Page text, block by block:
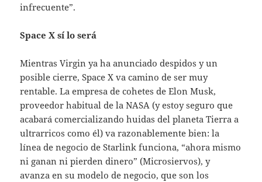
infrecuente”.
Space X sí lo será
Mientras Virgin ya ha anunciado despidos y un
posible cierre, Space X va camino de ser muy
rentable. La empresa de cohetes de Elon Musk,
proveedor habitual de la NASA (y estoy seguro que
acabará comercializando huidas del planeta Tierra a
ultrarricos como él) va razonablemente bien: la
línea de negocio de Starlink funciona, “ahora mismo
ni ganan ni pierden dinero” (Microsiervos), y
avanza en su modelo de negocio, que son los